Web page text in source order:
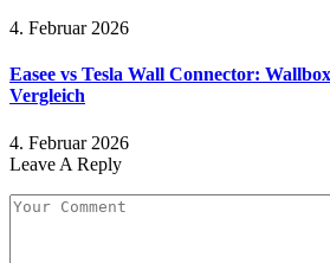
4. Februar 2026
Easee vs Tesla Wall Connector:
Vergleich
4. Februar 2026
Leave A Reply